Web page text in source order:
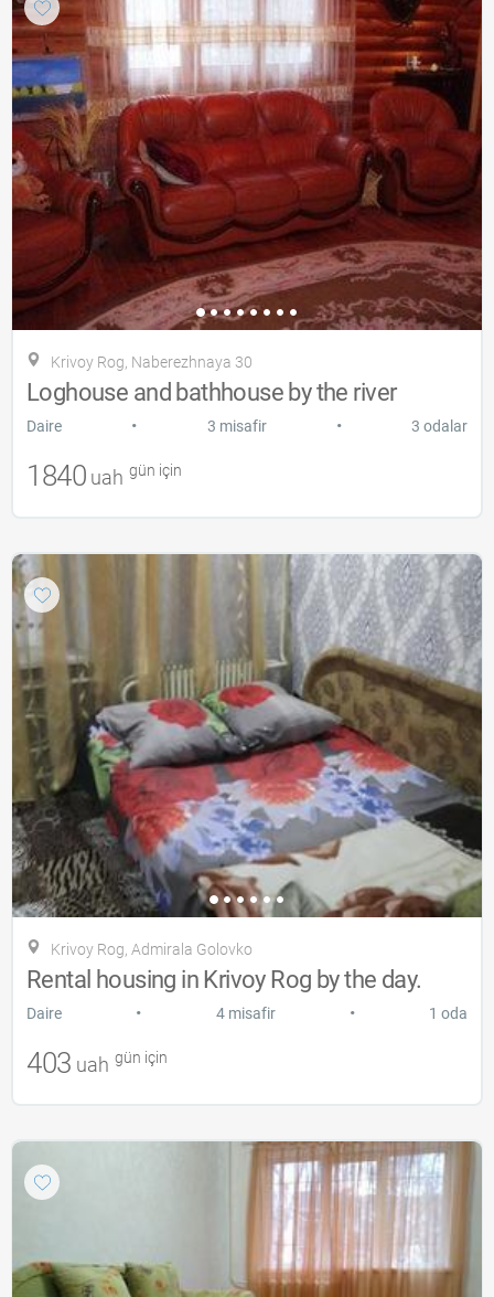
Krivoy Rog, Naberezhnaya 30
Loghouse and bathhouse by the river
Daire • 3 misafir • 3 odalar
1840 uah gün için
Krivoy Rog, Admirala Golovko
Rental housing in Krivoy Rog by the day.
Daire • 4 misafir • 1 oda
403 uah gün için